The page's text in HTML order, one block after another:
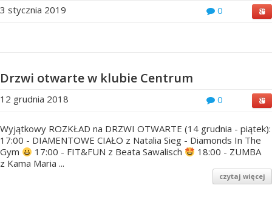
0
3 stycznia 2019
Drzwi otwarte w klubie Centrum
0
12 grudnia 2018
Wyjątkowy ROZKŁAD na DRZWI OTWARTE (14 grudnia - piątek):
17:00 - DIAMENTOWE CIAŁO z Natalia Sieg - Diamonds In The
Gym
17:00 - FIT&FUN z Beata Sawalisch
18:00 - ZUMBA
z Kama Maria ...
czytaj więcej